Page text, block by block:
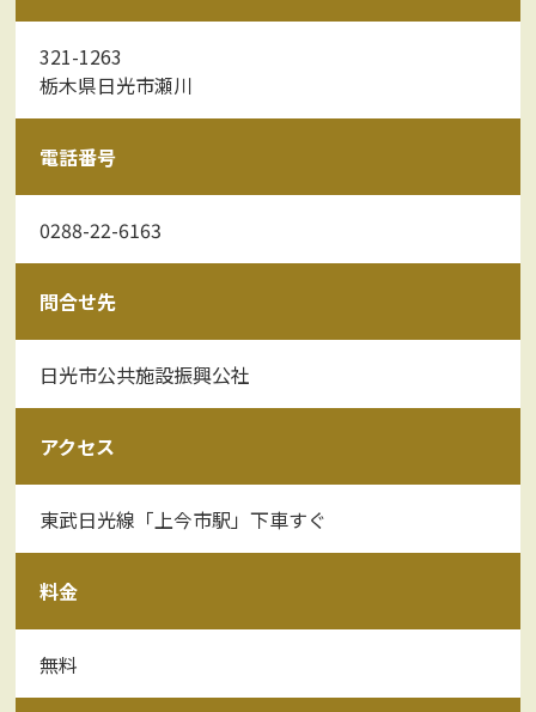
321-1263
栃木県日光市瀬川
電話番号
0288-22-6163
問合せ先
日光市公共施設振興公社
アクセス
東武日光線「上今市駅」下車すぐ
料金
無料